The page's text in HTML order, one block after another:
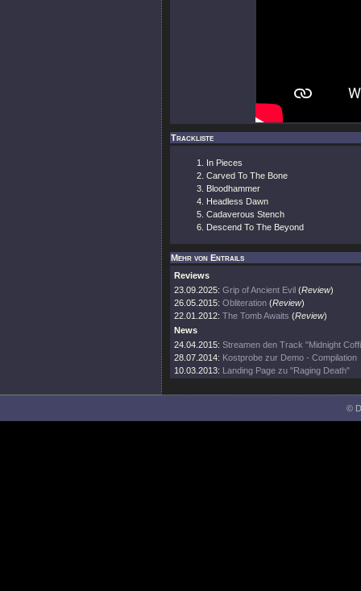
Trackliste
In Pieces
Carved To The Bone
Bloodhammer
Headless Dawn
Cadaverous Stench
Descend To The Beyond
Mehr von Entrails
Reviews
23.09.2025: Grip of Ancient Evil (Review)
26.05.2015: Obliteration (Review)
22.01.2012: The Tomb Awaits (Review)
News
24.04.2015: Streamen den Track "Midnight
28.07.2014: Kostprobe zur Demo - Compilation
10.03.2013: Landing Page zu "Raging Death"
©